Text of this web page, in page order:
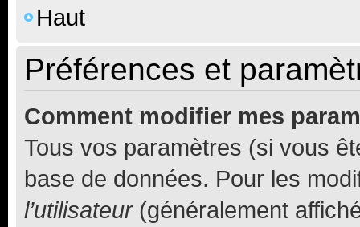
Haut
Préférences et
Comment modifier mes
Tous vos paramètres (si vous
base de données. Pour les
l’utilisateur(généralement